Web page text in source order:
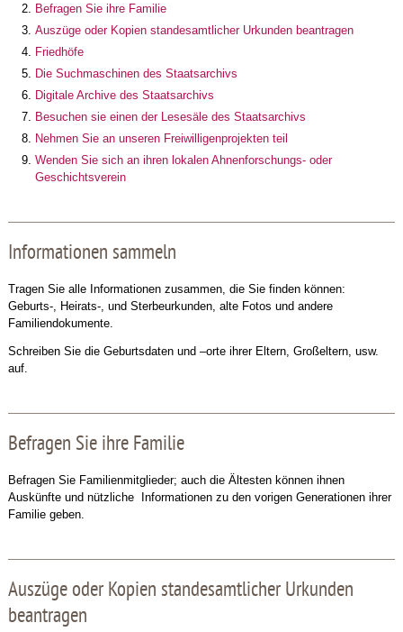
Befragen Sie ihre Familie
Auszüge oder Kopien standesamtlicher Urkunden beantragen
Friedhöfe
Die Suchmaschinen des Staatsarchivs
Digitale Archive des Staatsarchivs
Besuchen sie einen der Lesesäle des Staatsarchivs
Nehmen Sie an unseren Freiwilligenprojekten teil
Wenden Sie sich an ihren lokalen Ahnenforschungs- oder
Geschichtsverein
Informationen sammeln
Tragen Sie alle Informationen zusammen, die Sie finden können:
Geburts-, Heirats-, und Sterbeurkunden, alte Fotos und andere
Familiendokumente.
Schreiben Sie die Geburtsdaten und –orte ihrer Eltern, Großeltern, usw.
auf.
Befragen Sie ihre Familie
Befragen Sie Familienmitglieder; auch die Ältesten können ihnen
Auskünfte und nützliche Informationen zu den vorigen Generationen ihrer
Familie geben.
Auszüge oder Kopien standesamtlicher Urkunden
beantragen